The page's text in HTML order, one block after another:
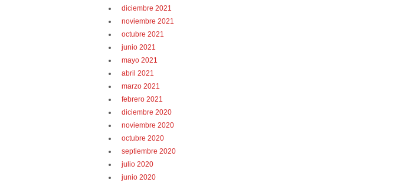
diciembre 2021
noviembre 2021
octubre 2021
junio 2021
mayo 2021
abril 2021
marzo 2021
febrero 2021
diciembre 2020
noviembre 2020
octubre 2020
septiembre 2020
julio 2020
junio 2020